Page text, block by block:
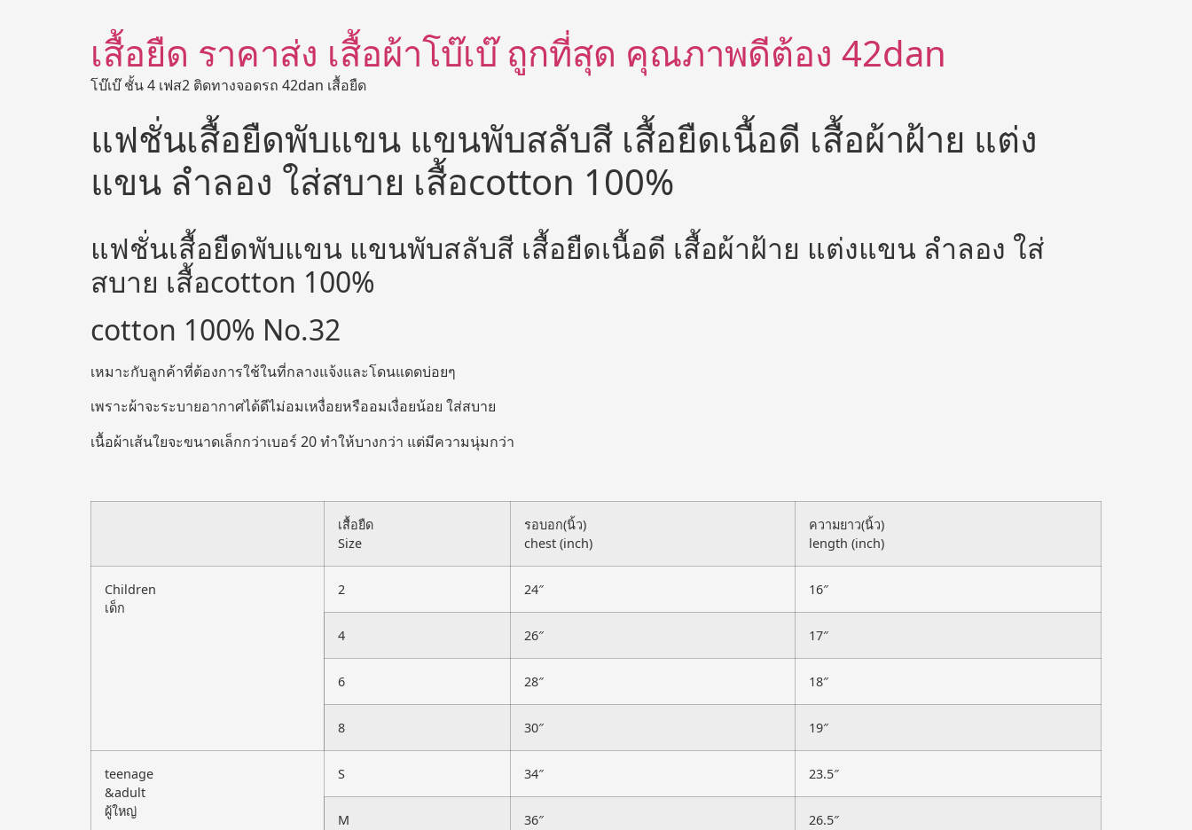
เสื้อยืด ราคาส่ง เสื้อผ้าโบ๊เบ๊ ถูกที่สุด คุณภาพดีต้อง 42dan
โบ๊เบ๊ ชั้น 4 เฟส2 ติดทางจอดรถ 42dan เสื้อยืด
แฟชั่นเสื้อยืดพับแขน แขนพับสลับสี เสื้อยืดเนื้อดี เสื้อผ้าฝ้าย แต่ง
แขน ลำลอง ใส่สบาย เสื้อcotton 100%
แฟชั่นเสื้อยืดพับแขน แขนพับสลับสี เสื้อยืดเนื้อดี เสื้อผ้าฝ้าย แต่งแขน ลำลอง ใส่
สบาย เสื้อcotton 100%
cotton 100% No.32
เหมาะกับลูกค้าที่ต้องการใช้ในที่กลางแจ้งและโดนแดดบ่อยๆ
เพราะผ้าจะระบายอากาศได้ดีไม่อมเหงื่อยหรืออมเงื่อยน้อย ใส่สบาย
เนื้อผ้าเส้นใยจะขนาดเล็กกว่าเบอร์ 20 ทำให้บางกว่า แต่มีความนุ่มกว่า
เสื้อยืด
Size
รอบอก(นิ้ว)
chest (inch)
ความยาว(นิ้ว)
length (inch)
Children
เด็ก
2 24″ 16″
4 26″ 17″
6 28″ 18″
8 30″ 19″
teenage
&adult
ผู้ใหญ่
S 34″ 23.5″
M 36″ 26.5″